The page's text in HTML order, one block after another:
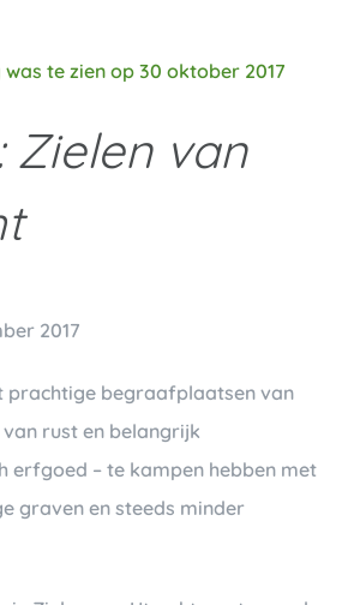
te zien op 30 oktober 2017
Zielen van
2017
prachtige begraafplaatsen van
rust en belangrijk
erfgoed – te kampen hebben met
graven en steeds minder